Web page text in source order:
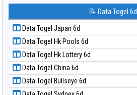
📝 Pola Dasar Taiwan
Data Togel Kuda Lari
Data Togel Magnum Cambodia
Data Togel Nagoya
Data Togel North Carolina Day
Data Togel Pcso
Data Togel Sao Paulo
📝 Data Togel 6d
Data Togel Japan 6d
Data Togel Hk Pools 6d
Data Togel Hk Lottery 6d
Data Togel China 6d
Data Togel Bullseye 6d